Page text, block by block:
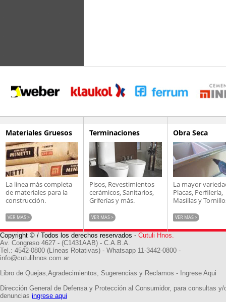
Materiales Gruesos
La línea más completa
de materiales para la
construcción.
VER MAS >
Terminaciones
Pisos, Revestimientos
cerámicos, Sanitarios,
Griferías y más.
VER MAS >
Obra Seca
La mayor
Placas, Perfilería,
Masillas y
VER MAS >
Copyright © / Todos los derechos reservados - Cutuli Hnos.
Av. Congreso 4627 - (C1431AAB) - C.A.B.A.
Tel.: 4542-0800 (Líneas Rotativas) - Whatsapp 11-3442-0800 -
info@cutulihnos.com.ar
Libro de Quejas,Agradecimientos, Sugerencias y Reclamos - Ingrese Aqui
Dirección General de Defensa y Protección al Consumidor, para consultas y/
denuncias ingrese aqui